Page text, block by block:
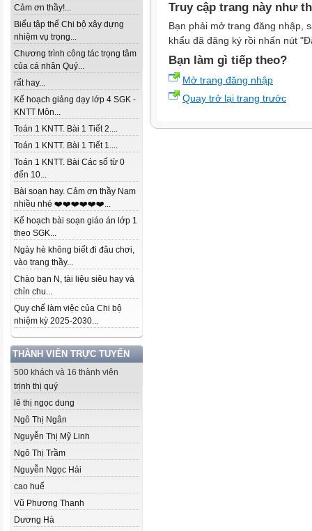
Cảm ơn thầy!...
Biểu tập thể Chi bộ xây dựng
nhiệm vụ trọng...
Chương trình công tác trọng tâm
của cá nhân Quý...
rất hay...
Kế hoạch giảng dạy lớp 4 SGK -
KNTT Môn...
Toán 1 KNTT. Bài 1 Tiết 2....
Toán 1 KNTT. Bài 1 Tiết 1....
Toán 1 KNTT. Bài Các số từ 0
đến 10...
Bài soạn hay. Cảm ơn thầy Nam
nhiều nhé ❤️❤️❤️❤️❤️❤️...
Kế hoạch bài soạn giáo án lớp 1
theo SGK...
Ngày hè không biết đi đâu chơi,
vào trang thầy...
Chào bạn N, tài liệu siêu hay và
chỉn chu...
Quy chế làm việc của Chi bộ
nhiệm kỳ 2025-2030...
THÀNH VIÊN TRỰC TUYẾN
500 khách và 16 thành viên
trịnh thị quý
lê thị ngọc dung
Ngô Thị Ngân
Nguyễn Thị Mỹ Linh
Ngô Thị Trầm
Nguyễn Ngọc Hải
cao huế
Vũ Phương Thanh
Dương Hà
Truy cập trang này như
Bạn phải mở trang đăng nhập,
khẩu đã đăng ký rồi nhấn nút
Bạn làm gì tiếp theo?
Mở trang đăng nhập
Quay trở lại trang trước